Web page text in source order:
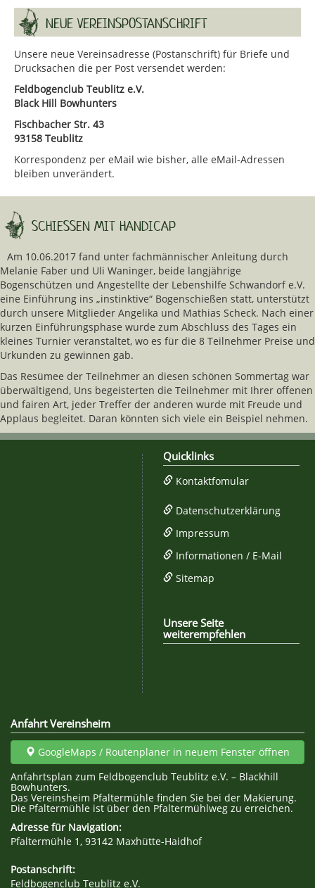
NEUE VEREINSPOSTANSCHRIFT
Unsere neue Vereinsadresse (Postanschrift) für Briefe und
Drucksachen die per Post versendet werden:
Feldbogenclub Teublitz e.V.
Black Hill Bowhunters
Fischbacher Str. 43
93158 Teublitz
Korrespondenz per eMail wie bisher, alle eMail-Adressen
bleiben unverändert.
SCHIESSEN MIT HANDICAP
Am 10.06.2017 fand unter fachmännischer Anleitung durch
Melanie Faber und Uli Waninger, beide langjährige
Bogenschützen und Angestellte der Lebenshilfe Schwandorf e.V.
eine Einführung ins „instinktive“ Bogenschießen statt, unterstützt
durch unsere Mitglieder Angelika und Mathias Scheck. Nach einer
kurzen Einführungsphase wurde zum Abschluss des Tages ein
kleines Turnier veranstaltet, wo es für die 8 Teilnehmer Preise und
Urkunden zu gewinnen gab.
Das Resümee der Teilnehmer an diesen schönen Sommertag war
überwältigend, Uns begeisterten die Teilnehmer mit Ihrer offenen
und fairen Art, jeder Treffer der anderen wurde mit Freude und
Applaus begleitet. Daran könnten sich viele ein Beispiel nehmen.
Quicklinks
Kontaktfomular
Datenschutzerklärung
Impressum
Informationen / E-Mail
Sitemap
Unsere Seite
weiterempfehlen
Anfahrt Vereinsheim
GoogleMaps / Routenplaner in neuem Fenster öffnen
Anfahrtsplan zum Feldbogenclub Teublitz e.V. – Blackhill
Bowhunters.
Das Vereinsheim Pfaltermühle finden Sie bei der Makierung.
Die Pfaltermühle ist über den Pfaltermühlweg zu erreichen.
Adresse für Navigation:
Pfaltermühle 1, 93142 Maxhütte-Haidhof
Postanschrift:
Feldbogenclub Teublitz e.V.